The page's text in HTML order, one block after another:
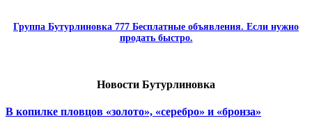
Группа Бутурлиновка 777 Бесплатные объявления. Если нужно
продать быстро.
Новости Бутурлиновка
В копилке пловцов «золото», «серебро» и «бронза»